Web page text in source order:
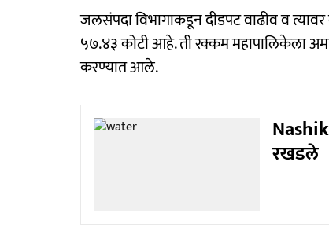
जलसंपदा विभागाकडून दीडपट वाढीव व
५७.४३ कोटी आहे. ती रक्कम महापालिकेला
करण्यात आले.
रखडले